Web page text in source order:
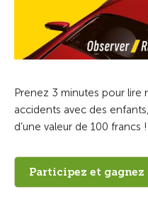
Prenez 3 minutes pour lire
accidents avec des
d’une valeur de 100 francs !
Participez et gagnez